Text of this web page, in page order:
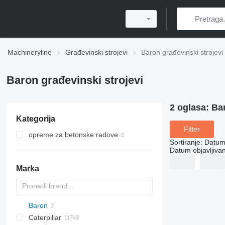
Machineryline Građevinski strojevi Baron građevinski strojevi
Baron građevinski strojevi
Kategorija
opreme za betonske radove
Marka
Titan
AL
AS
SP
SR
AX
X-Series
AFW
AP
HD
FlexiROC
ROC
1304
1404
400 - series
500 - series
BC
BF
Baron
BG
BB
TW
463
GSH
Leonardo
AHK
K-series
CK
3.5
B-series
450
Caterpillar
2 oglasa:
Filter
Sortiranje:
Datum